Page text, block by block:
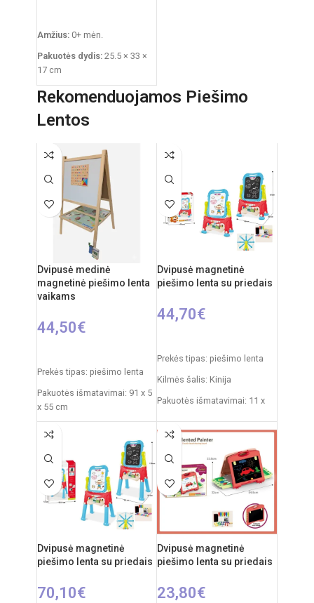
Amžius:0+ mėn.
Pakuotės dydis:25.5 × 33 ×
17 cm
Prekės svoris:
760 g
Funkcijos:
projektorius, melodijos,
Medžiagos:pliušas,
plastikas
pliušas skalbiamas
išimant vidinį modulį
Kilmės šalis:Italija /
Rekomenduojamos Piešimo
Lentos
Dvipusė medinė
magnetinė piešimo lenta
vaikams
44,50€
Prekės tipas: piešimo lenta
Pakuotės išmatavimai: 91 x 5
x 55 cm
53 x 45 cm
Dvipusė magnetinė
piešimo lenta su priedais
44,70€
Prekės tipas: piešimo lenta
Kilmės šalis: Kinija
Pakuotės išmatavimai: 11 x
Produkto išmatavimai: 30 x
Rekomenduojamas amžius:
nuo 3 metų
Dvipusė magnetinė
piešimo lenta su priedais
70,10€
Dvipusė magnetinė
piešimo lenta su priedais
23,80€